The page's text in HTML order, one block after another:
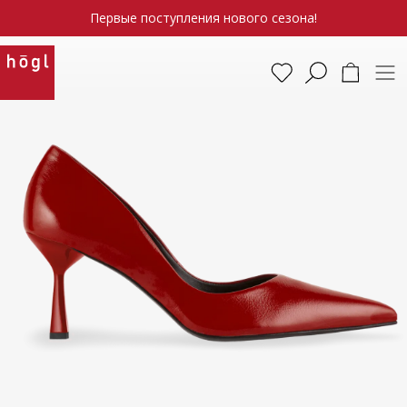
Первые поступления нового сезона!